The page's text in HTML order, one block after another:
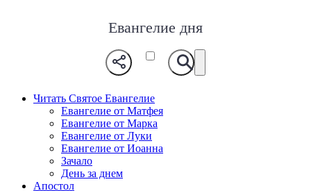
Евангелие дня
Читать Святое Евангелие
Евангелие от Матфея
Евангелие от Марка
Евангелие от Луки
Евангелие от Иоанна
Зачало
День за днем
Апостол